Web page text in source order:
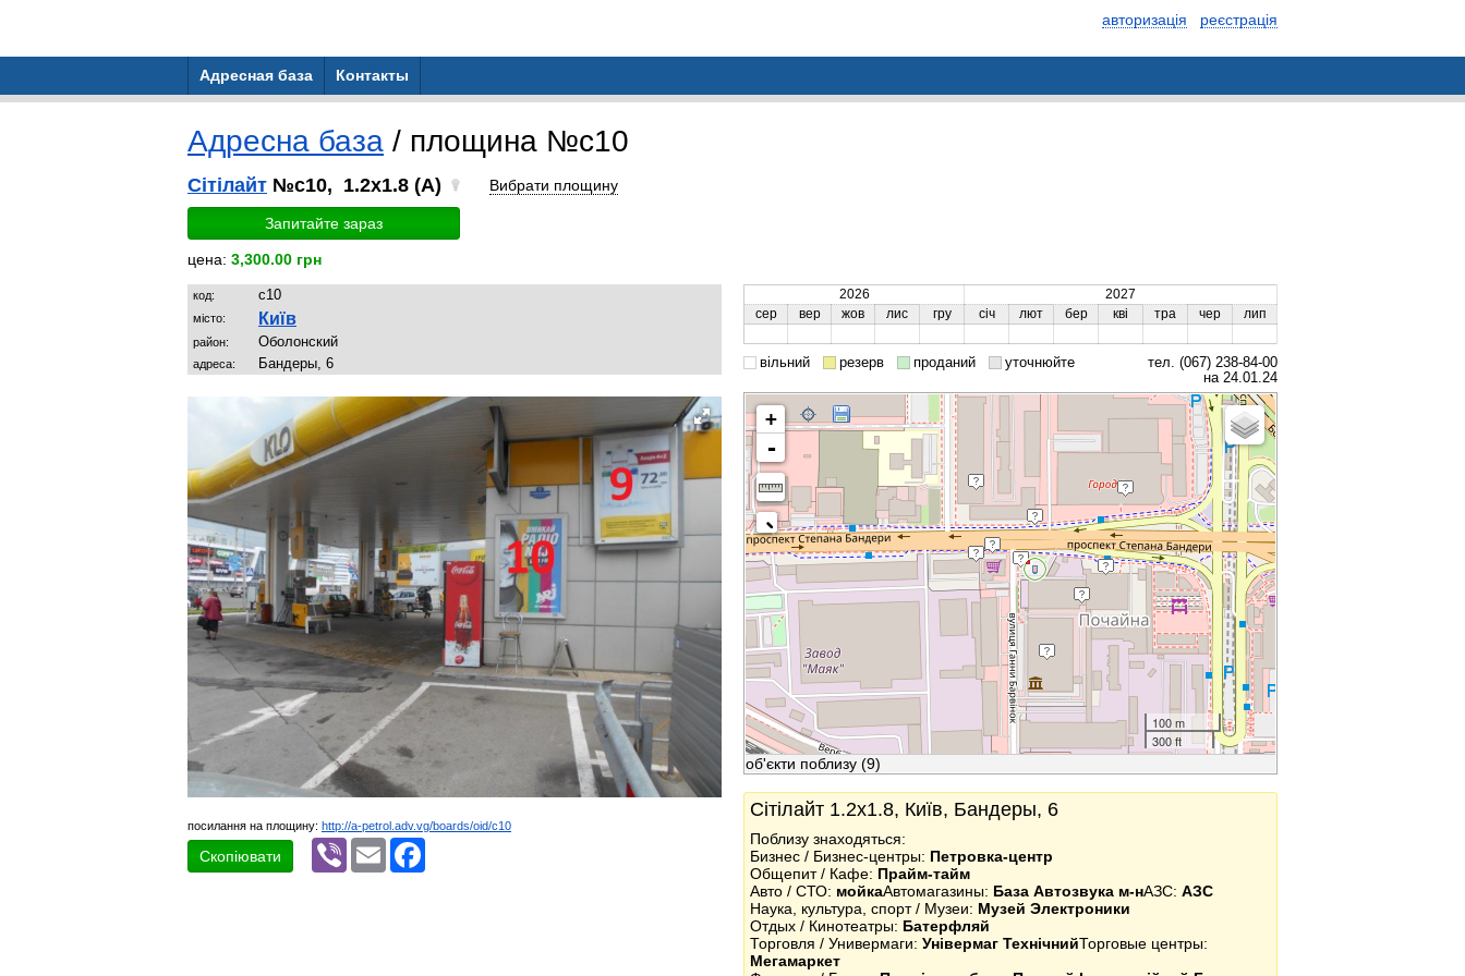
авторизація реєстрація
Адресная база Контакты
Адресна база / площина №c10
Сітілайт №c10, 1.2x1.8 (A) Вибрати площину
Запитайте зараз
цена: 3,300.00 грн
код: c10
місто: Київ
район: Обoлoнский
адреса: Бандеры, 6
посилання на площину: http://a-petrol.adv.vg/boards/oid/c10
Скопіювати
Viber Email
2026
2027
сер
вер жов лис гру січ лют бер кві тра чер лип
вільний резерв проданий уточнюйте
тел. (067) 238-84-00
на 24.01.24
+
-
100 m
300 ft
об'єкти поблизу (9)
Сітілайт 1.2x1.8, Київ, Бандеры, 6
Поблизу знаходяться:
Бизнес / Бизнес-центры: Петровка-центр
Общепит / Кафе: Прайм-тайм
Авто / СТО: мойкаАвтомагазины: База Автозвука м-нАЗС: АЗС
Наука, культура, спорт / Музеи: Музей Электроники
Отдых / Кинотеатры: Батерфляй
Торговля / Универмаги: Універмаг ТехнічнийТорговые центры:
Мегамаркет